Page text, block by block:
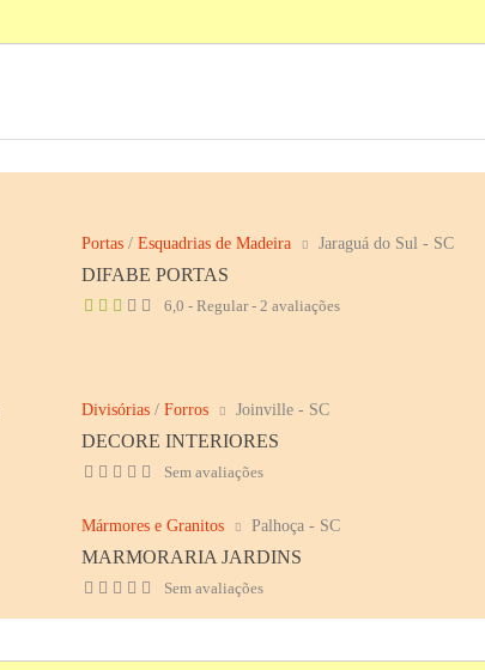
Portas/ Esquadrias de Madeira Jaraguá do Sul - SC
DIFABE PORTAS
6,0 - Regular - 2 avaliações
Divisórias/ Forros Joinville - SC
DECORE INTERIORES
Sem avaliações
Mármores e Granitos Palhoça - SC
MARMORARIA JARDINS
Sem avaliações